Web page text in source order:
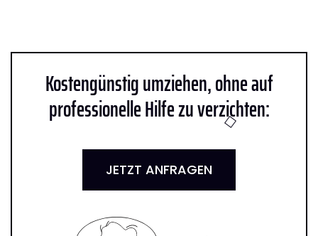
Kostengünstig umziehen, ohne auf
professionelle Hilfe zu verzichten:
JETZT ANFRAGEN